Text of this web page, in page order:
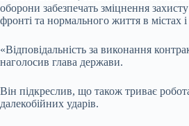
оборони забезпечать зміцнення
фронті та нормального життя в містах і
«Відповідальність за виконання
наголосив глава держави.
Він підкреслив, що також триває
далекобійних ударів.